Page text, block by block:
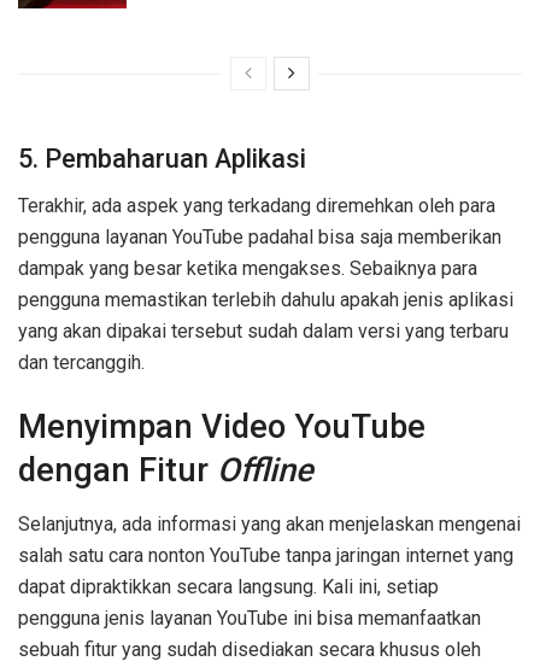
5. Pembaharuan Aplikasi
Terakhir, ada aspek yang terkadang diremehkan oleh para
pengguna layanan YouTube padahal bisa saja memberikan
dampak yang besar ketika mengakses. Sebaiknya para
pengguna memastikan terlebih dahulu apakah jenis aplikasi
yang akan dipakai tersebut sudah dalam versi yang terbaru
dan tercanggih.
Menyimpan Video YouTube
dengan Fitur Offline
Selanjutnya, ada informasi yang akan menjelaskan mengenai
salah satu cara nonton YouTube tanpa jaringan internet yang
dapat dipraktikkan secara langsung. Kali ini, setiap
pengguna jenis layanan YouTube ini bisa memanfaatkan
sebuah fitur yang sudah disediakan secara khusus oleh